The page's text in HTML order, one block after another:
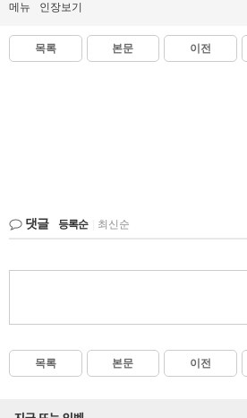
메뉴 인장보기
목록 본문 이전
댓글 등록순 최신순
목록 본문 이전